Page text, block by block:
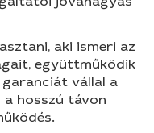
aki ismeri az
együttműködik
vállal a
hosszú távon